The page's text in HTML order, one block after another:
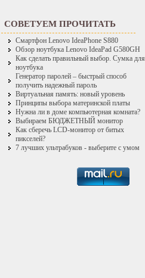
СОВЕТУЕМ ПРОЧИТАТЬ
Смартфон Lenovo IdeaPhone S880
Обзор ноутбука Lenovo IdeaPad G580GH
Как сделать правильный выбор. Сумка для
ноутбука
Генератор паролей – быстрый способ
получить надежный пароль
Виртуальная память: новый уровень
Принципы выбора материнской платы
Нужна ли в доме компьютерная комната?
Выбираем БЮДЖЕТНЫЙ монитор
Как сберечь LCD-монитор от битых
пикселей?
7 лучших ультрабуков - выберите с умом